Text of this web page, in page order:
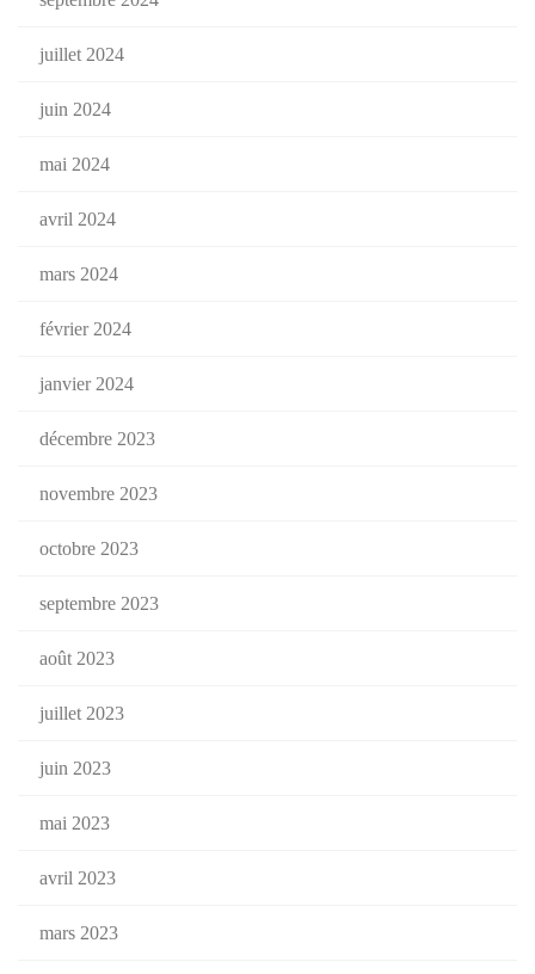
juillet 2024
juin 2024
mai 2024
avril 2024
mars 2024
février 2024
janvier 2024
décembre 2023
novembre 2023
octobre 2023
septembre 2023
août 2023
juillet 2023
juin 2023
mai 2023
avril 2023
mars 2023